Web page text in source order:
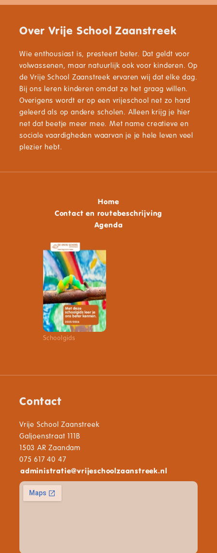
Over Vrije School Zaanstreek
Wie enthousiast is, presteert beter. Dat geldt voor
volwassenen, maar natuurlijk ook voor kinderen. Op
de Vrije School Zaanstreek ervaren wij dat elke dag.
Bij ons leren kinderen omdat ze het graag willen.
Overigens wordt er op een vrijeschool net zo hard
geleerd als op andere scholen. Alleen krijg je hier
net dat beetje meer mee. Met name creatieve en
sociale vaardigheden waarvan je je hele leven veel
plezier hebt.
Home
Contact en routebeschrijving
Agenda
Schoolgids
Contact
Vrije School Zaanstreek
Galjoenstraat 111B
1503 AR Zaandam
075 617 40 47
administratie@vrijeschoolzaanstreek.nl